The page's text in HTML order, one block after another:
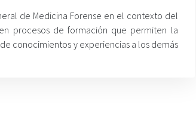
de Medicina Forense en el contexto del
procesos de formación que permiten la
conocimientos y experiencias a los demás